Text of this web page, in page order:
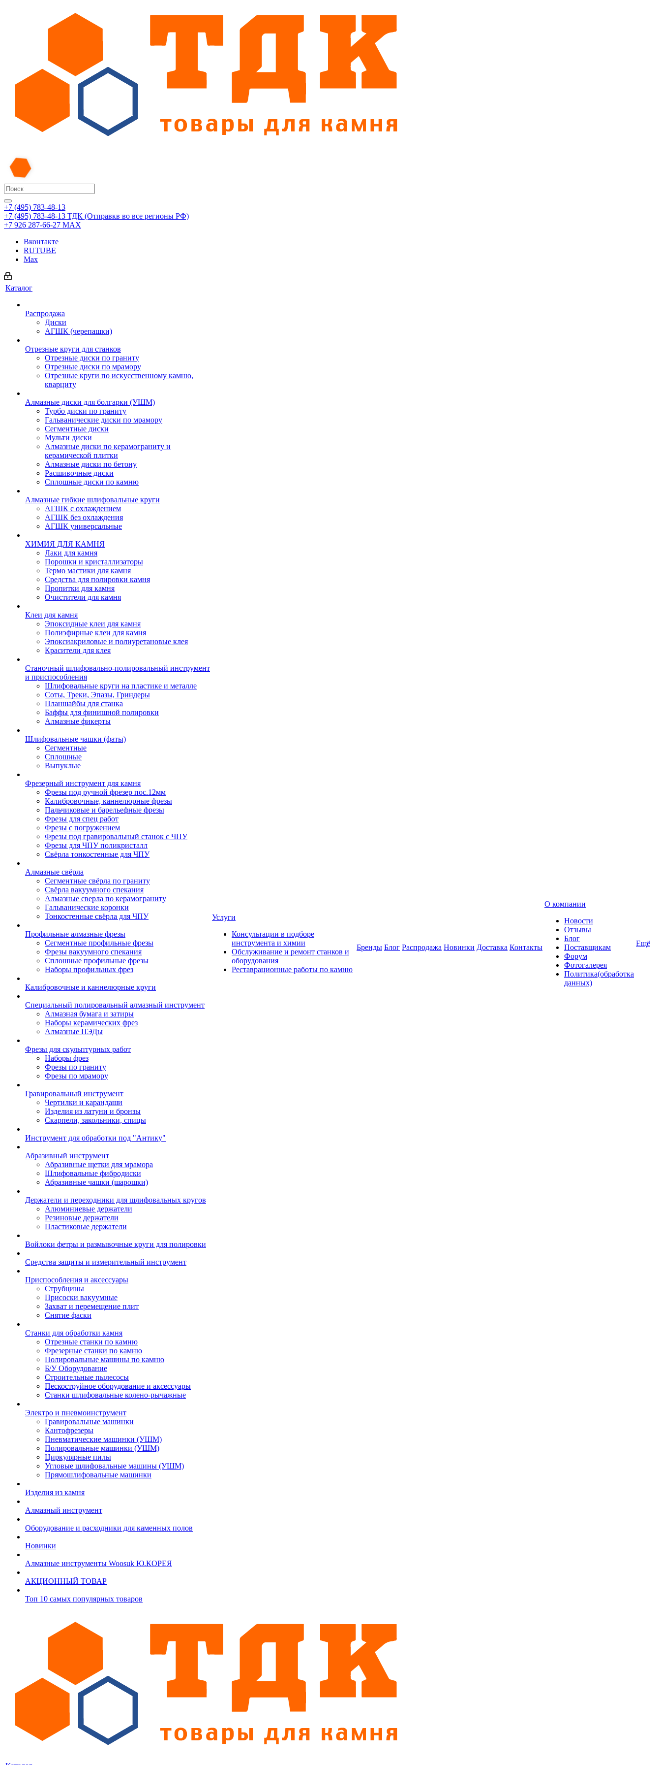
+7 (495) 783-48-13
+7 (495) 783-48-13 ТДК (Отправкв во все регионы РФ)
+7 926 287-66-27 МАХ
Вконтакте
RUTUBE
Max
Каталог
Распродажа
Диски
АГШК (черепашки)
Отрезные круги для станков
Отрезные диски по граниту
Отрезные диски по мрамору
Отрезные круги по искусственному камню,
кварциту
Алмазные диски для болгарки (УШМ)
Турбо диски по граниту
Гальванические диски по мрамору
Сегментные диски
Мульти диски
Алмазные диски по керамограниту и
керамической плитки
Алмазные диски по бетону
Расшивочные диски
Сплошные диски по камню
Алмазные гибкие шлифовальные круги
АГШК с охлаждением
АГШК без охлаждения
АГШК универсальные
ХИМИЯ ДЛЯ КАМНЯ
Лаки для камня
Порошки и кристаллизаторы
Термо мастики для камня
Средства для полировки камня
Пропитки для камня
Очистители для камня
Клеи для камня
Эпоксидные клеи для камня
Полиэфирные клеи для камня
Эпоксиакриловые и полиуретановые клея
Красители для клея
Станочный шлифовально-полировальный инструмент
и приспособления
Шлифовальные круги на пластике и металле
Соты, Треки, Эпазы, Гриндеры
Планшайбы для станка
Баффы для финишной полировки
Алмазные фикерты
Шлифовальные чашки (фаты)
Сегментные
Сплошные
Выпуклые
Фрезерный инструмент для камня
Фрезы под ручной фрезер пос.12мм
Калибровочные, каннелюрные фрезы
Пальчиковые и барельефные фрезы
Фрезы для спец работ
Фрезы с погружением
Фрезы под гравировальный станок с ЧПУ
Фрезы для ЧПУ поликристалл
Свёрла тонкостенные для ЧПУ
Алмазные свёрла
Сегментные свёрла по граниту
Свёрла вакуумного спекания
Алмазные сверла по керамограниту
Гальванические коронки
Тонкостенные свёрла для ЧПУ
Профильные алмазные фрезы
Сегментные профильные фрезы
Фрезы вакуумного спекания
Сплошные профильные фрезы
Наборы профильных фрез
Калибровочные и каннелюрные круги
Специальный полировальный алмазный инструмент
Алмазная бумага и затиры
Наборы керамических фрез
Алмазные ПЭДы
Фрезы для скульптурных работ
Наборы фрез
Фрезы по граниту
Фрезы по мрамору
Гравировальный инструмент
Чертилки и карандаши
Изделия из латуни и бронзы
Скарпели, закольники, спицы
Инструмент для обработки под "Антику"
Абразивный инструмент
Абразивные щетки для мрамора
Шлифовальные фибродиски
Абразивные чашки (шарошки)
Держатели и переходники для шлифовальных кругов
Алюминиевые держатели
Резиновые держатели
Пластиковые держатели
Войлоки фетры и размывочные круги для полировки
Средства защиты и измерительный инструмент
Приспособления и аксессуары
Струбцины
Присоски вакуумные
Захват и перемещение плит
Снятие фаски
Станки для обработки камня
Отрезные станки по камню
Фрезерные станки по камню
Полировальные машины по камню
Б/У Оборудование
Строительные пылесосы
Пескоструйное оборудование и аксессуары
Станки шлифовальные колено-рычажные
Электро и пневмоинструмент
Гравировальные машинки
Кантофрезеры
Пневматические машинки (УШМ)
Полировальные машинки (УШМ)
Циркулярные пилы
Угловые шлифовальные машины (УШМ)
Прямошлифовальные машинки
Изделия из камня
Алмазный инструмент
Оборудование и расходники для каменных полов
Новинки
Алмазные инструменты Woosuk Ю.КОРЕЯ
АКЦИОННЫЙ ТОВАР
Топ 10 самых популярных товаров
Услуги
Консультации в подборе
инструмента и химии
Обслуживание и ремонт станков и
оборудования
Реставрационные работы по камню
Бренды Блог Распродажа Новинки Доставка Контакты
О компании
Новости
Отзывы
Блог
Поставщикам
Форум
Фотогалерея
Политика(обработка
данных)
Ещё